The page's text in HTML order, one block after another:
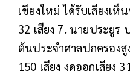
เชียงใหม่ ได้รับเสียงเห็
32 เสียง 7. นายประยู
ต้นประจำศาลปกครองสู
150 เสียง งดออกเสียง